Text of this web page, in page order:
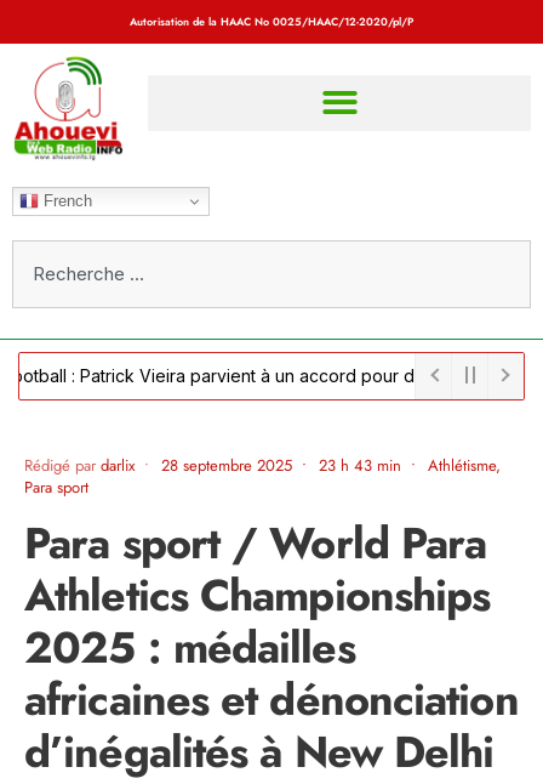
Autorisation de la HAAC No 0025/HAAC/12-2020/pl/P
French
: Patrick Vieira parvient à un accord pour devenir sélectionneur
Rédigé pardarlix • 28 septembre 2025 • 23 h 43 min • Athlétisme,
Para sport
Para sport / World Para
Athletics Championships
2025 : médailles
africaines et dénonciation
d’inégalités à New Delhi